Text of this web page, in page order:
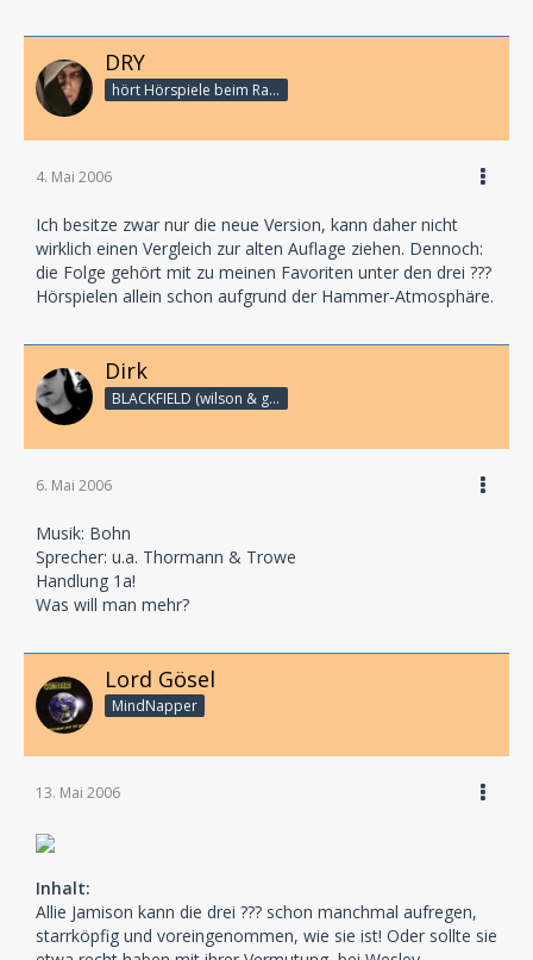
DRY
hört Hörspiele beim Rasenmähen
4. Mai 2006
Ich besitze zwar nur die neue Version, kann daher nicht
wirklich einen Vergleich zur alten Auflage ziehen. Dennoch:
die Folge gehört mit zu meinen Favoriten unter den drei ???
Hörspielen allein schon aufgrund der Hammer-Atmosphäre.
Dirk
BLACKFIELD (wilson & geffen)
6. Mai 2006
Musik: Bohn
Sprecher: u.a. Thormann & Trowe
Handlung 1a!
Was will man mehr?
Lord Gösel
MindNapper
13. Mai 2006
Inhalt:
Allie Jamison kann die drei ??? schon manchmal aufregen,
starrköpfig und voreingenommen, wie sie ist! Oder sollte sie